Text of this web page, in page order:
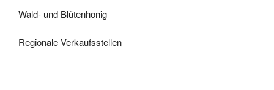
Wald- und Blütenhonig
Regionale Verkaufsstellen